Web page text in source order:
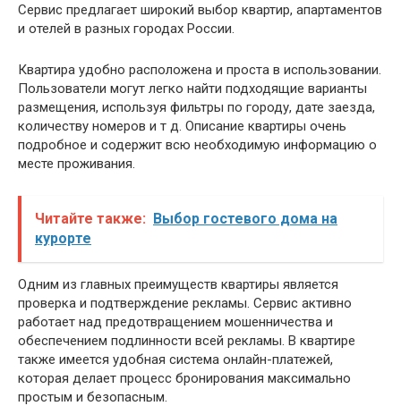
Сервис предлагает широкий выбор квартир, апартаментов
и отелей в разных городах России.
Квартира удобно расположена и проста в использовании.
Пользователи могут легко найти подходящие варианты
размещения, используя фильтры по городу, дате заезда,
количеству номеров и т д. Описание квартиры очень
подробное и содержит всю необходимую информацию о
месте проживания.
Читайте также: Выбор гостевого дома на
курорте
Одним из главных преимуществ квартиры является
проверка и подтверждение рекламы. Сервис активно
работает над предотвращением мошенничества и
обеспечением подлинности всей рекламы. В квартире
также имеется удобная система онлайн-платежей,
которая делает процесс бронирования максимально
простым и безопасным.